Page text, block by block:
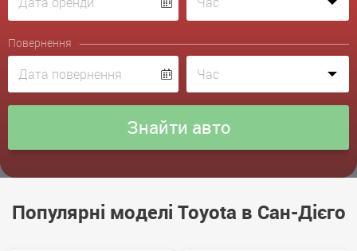
Повернення
Популярні моделі Toyota в Сан-Дієго